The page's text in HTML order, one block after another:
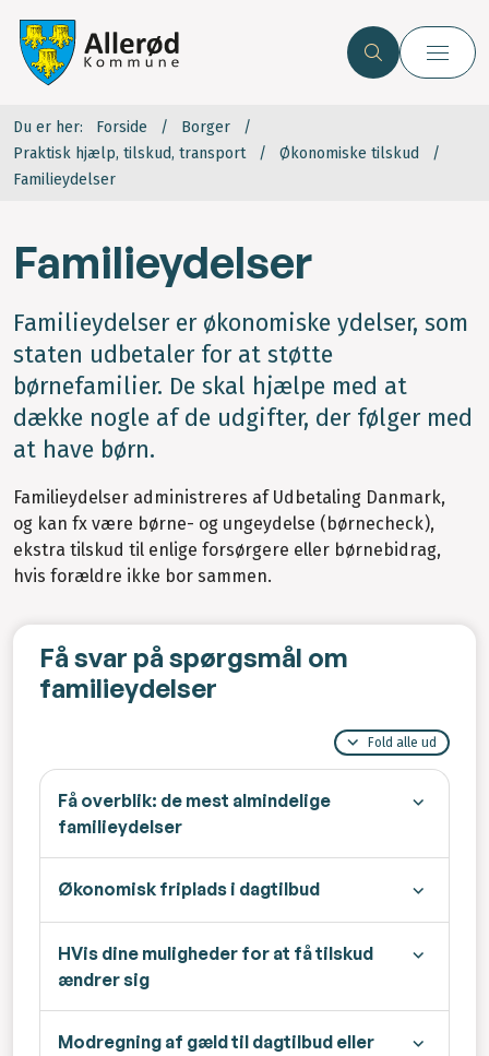
Du er her: Forside
Borger
Praktisk hjælp, tilskud, transport
Økonomiske tilskud
Familieydelser
Familieydelser
Familieydelser er økonomiske ydelser, som
staten udbetaler for at støtte
børnefamilier. De skal hjælpe med at
dække nogle af de udgifter, der følger med
at have børn.
Familieydelser administreres af Udbetaling Danmark,
og kan fx være børne- og ungeydelse (børnecheck),
ekstra tilskud til enlige forsørgere eller børnebidrag,
hvis forældre ikke bor sammen.
Få svar på spørgsmål om
familieydelser
Fold alle ud
Få overblik: de mest almindelige
familieydelser
Økonomisk friplads i dagtilbud
HVis dine muligheder for at få tilskud
ændrer sig
Modregning af gæld til dagtilbud eller